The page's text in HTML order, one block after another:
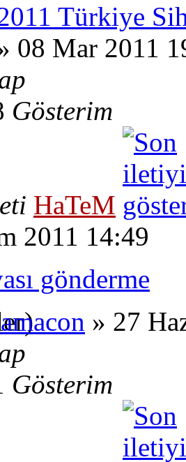
Türkiye
08 Mar 2011
Gösterim
HaTeM
2011 14:49
gönderme
» 27
Gösterim